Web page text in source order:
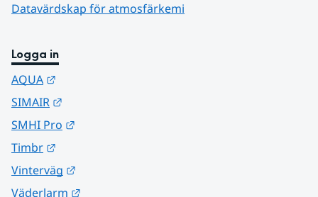
Datavärdskap för atmosfärkemi
Logga in
AQUA
SIMAIR
SMHI Pro
Timbr
Vinterväg
Väderlarm